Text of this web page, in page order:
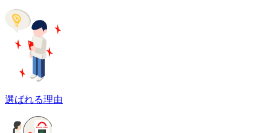
選ばれる理由